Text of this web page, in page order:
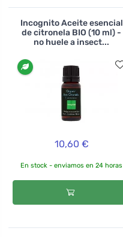
Incognito Aceite esencial
de citronela BIO (10 ml) -
no huele a insect...
10,60 €
En stock - enviamos en 24 horas